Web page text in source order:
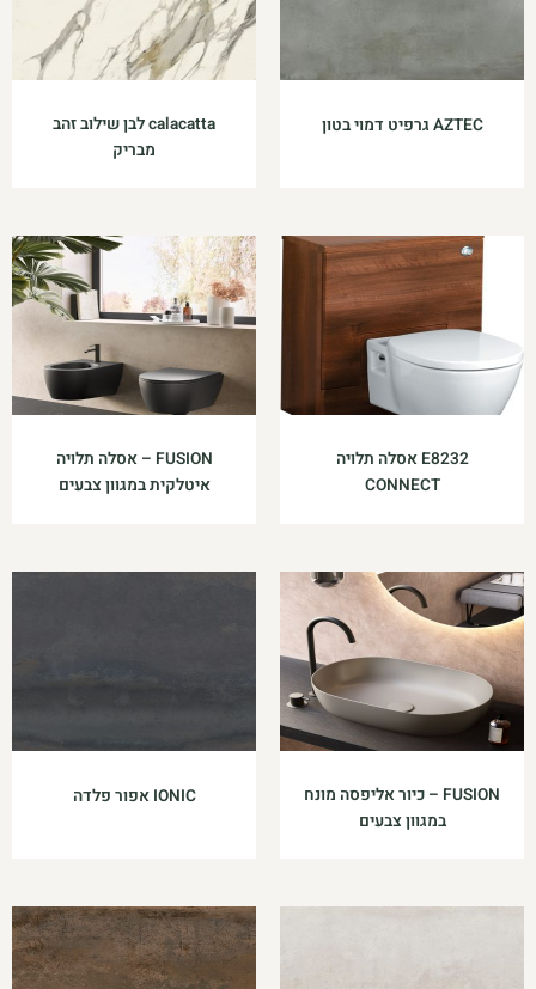
AZTEC גרפיט דמוי בטון
calacatta לבן שילוב זהב
מבריק
E8232 אסלה תלויה
CONNECT
FUSION – אסלה תלויה
איטלקית במגוון צבעים
FUSION – כיור אליפסה מונח
במגוון צבעים
IONIC אפור פלדה